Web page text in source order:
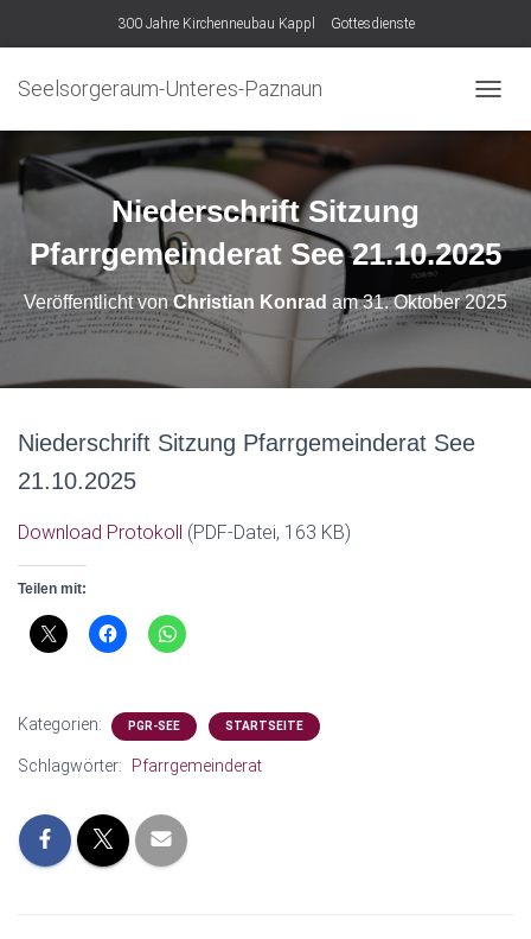
300 Jahre Kirchenneubau Kappl Gottesdienste
Seelsorgeraum-Unteres-Paznaun
A
T
I
O
N
S
Niederschrift Sitzung
Pfarrgemeinderat See 21.10.2025
Veröffentlicht vonChristian Konrad am31. Oktober 2025
Niederschrift Sitzung Pfarrgemeinderat See
21.10.2025
Download Protokoll (PDF-Datei, 163 KB)
Teilen mit:
Kategorien: PGR-SEE STARTSEITE
Schlagwörter: Pfarrgemeinderat